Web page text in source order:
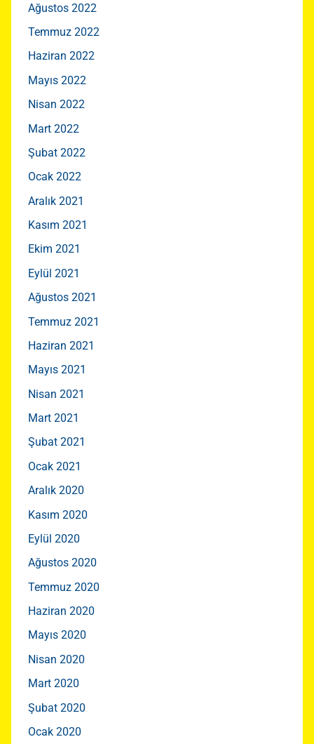
Ağustos 2022
Temmuz 2022
Haziran 2022
Mayıs 2022
Nisan 2022
Mart 2022
Şubat 2022
Ocak 2022
Aralık 2021
Kasım 2021
Ekim 2021
Eylül 2021
Ağustos 2021
Temmuz 2021
Haziran 2021
Mayıs 2021
Nisan 2021
Mart 2021
Şubat 2021
Ocak 2021
Aralık 2020
Kasım 2020
Eylül 2020
Ağustos 2020
Temmuz 2020
Haziran 2020
Mayıs 2020
Nisan 2020
Mart 2020
Şubat 2020
Ocak 2020